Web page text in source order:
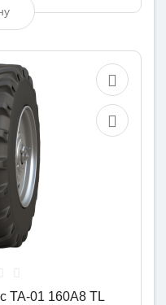
ТА-01 160A8 TL